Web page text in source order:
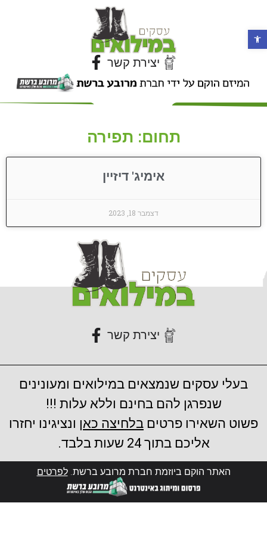
פתח סרגל נגישות
יצירת קשר
תחום: תפירה
אימיג' דיזיין
דצמבר 18, 2023
יצירת קשר
בעלי עסקים שנמצאים במילואים ומעונינים
שנפרגן להם בחינם וללא עלות !!!
פשוט השאירו פרטים בלחיצה כאן ונציגינו יחזרו
אליכם בתוך 24 שעות בלבד.
האתר הוקם ביוזמת חברת מרובע ברשת.לפרטים